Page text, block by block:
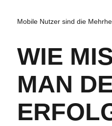
Mobile Nutzer sind die
WIE
MAN